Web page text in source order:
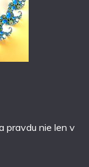
pravdu nie len v